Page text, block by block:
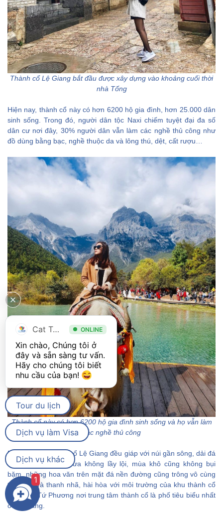
Thành cổ Lệ Giang bắt đầu được xây dựng vào khoảng cuối thời
nhà Tống
Hiện nay, thành cổ này có hơn 6200 hộ gia đình, hơn 25.000 dân
sinh sống. Trong đó, người dân tộc Naxi chiếm tuyệt đại đa số
dân cư nơi đây, 30% người dân vẫn làm các nghề thủ công như
đồ dùng bằng bạc, nghề thuộc da và lông thú, dệt, cất rượu…
Thành cổ này có hơn 6200 hộ gia đình sinh sống và họ vẫn làm
các nghề thủ công
Phố xá trong thành cổ Lệ Giang đều giáp với núi gần sông, dải đá
có màu đỏ, mùa mưa không lầy lội, mùa khô cũng không bụi
bặm, những hoa văn trên mặt đá nền đường cũng trông vô cùng
tự nhiên và thanh nhã, hài hòa với môi trường của khu thành cổ
này. Phố Tứ Phương nơi trung tâm thành cổ là phố tiêu biểu nhất
ở Lệ Giang.
Cat Tour ONLINE
Xin chào, Chúng tôi ở
đây và sẵn sàng tư vấn.
Hãy cho chúng tôi biết
nhu cầu của bạn!
Tour du lịch
Dịch vụ làm Visa
Dịch vụ khác
1